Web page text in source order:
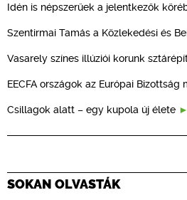
Idén is népszerűek a jelentkezők
Szentirmai Tamás a Közlekedési és
Vasarely színes illúziói korunk
EECFA országok az Európai Bizottság
Csillagok alatt – egy kupola új élete
SOKAN OLVASTÁK